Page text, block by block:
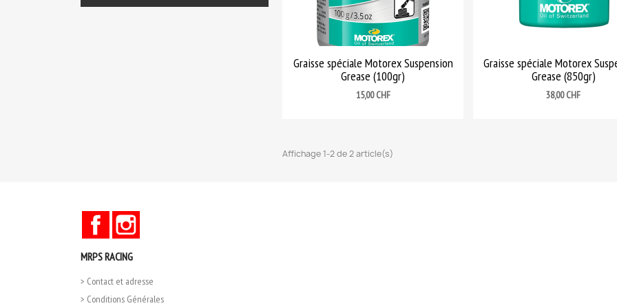
Graisse spéciale Motorex Suspension
Grease (100gr)
Prix
15,00 CHF
Graisse spéciale Motorex
Grease (850gr)
Prix
38,00 CHF
Affichage 1-2 de 2 article(s)
Facebook
MRPS RACING
> Contact et adresse
> Conditions Générales